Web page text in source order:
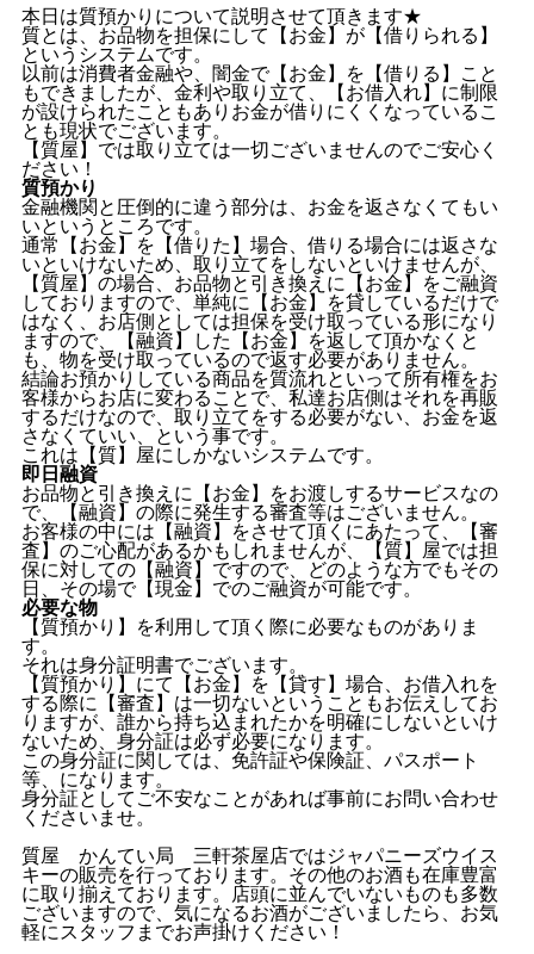
本日は質預かりについて説明させて頂きます★
質とは、お品物を担保にして【お金】が【借りられる】
というシステムです。
以前は消費者金融や、闇金で【お金】を【借りる】こと
もできましたが、金利や取り立て、【お借入れ】に制限
が設けられたこともありお金が借りにくくなっているこ
とも現状でございます。
【質屋】では取り立ては一切ございませんのでご安心く
ださい！
質預かり
金融機関と圧倒的に違う部分は、お金を返さなくてもい
いというところです。
通常【お金】を【借りた】場合、借りる場合には返さな
いといけないため、取り立てをしないといけませんが、
【質屋】の場合、お品物と引き換えに【お金】をご融資
しておりますので、単純に【お金】を貸しているだけで
はなく、お店側としては担保を受け取っている形になり
ますので、【融資】した【お金】を返して頂かなくと
も、物を受け取っているので返す必要がありません。
結論お預かりしている商品を質流れといって所有権をお
客様からお店に変わることで、私達お店側はそれを再販
するだけなので、取り立てをする必要がない、お金を返
さなくていい、という事です。
これは【質】屋にしかないシステムです。
即日融資
お品物と引き換えに【お金】をお渡しするサービスなの
で、【融資】の際に発生する審査等はございません。
お客様の中には【融資】をさせて頂くにあたって、【審
査】のご心配があるかもしれませんが、【質】屋では担
保に対しての【融資】ですので、どのような方でもその
日、その場で【現金】でのご融資が可能です。
必要な物
【質預かり】を利用して頂く際に必要なものがありま
す。
それは身分証明書でございます。
【質預かり】にて【お金】を【貸す】場合、お借入れを
する際に【審査】は一切ないということもお伝えしてお
りますが、誰から持ち込まれたかを明確にしないといけ
ないため、身分証は必ず必要になります。
この身分証に関しては、免許証や保険証、パスポート
等、になります。
身分証としてご不安なことがあれば事前にお問い合わせ
くださいませ。
質屋 かんてい局 三軒茶屋店ではジャパニーズウイス
キーの販売を行っております。その他のお酒も在庫豊富
に取り揃えております。店頭に並んでいないものも多数
ございますので、気になるお酒がございましたら、お気
軽にスタッフまでお声掛けください！